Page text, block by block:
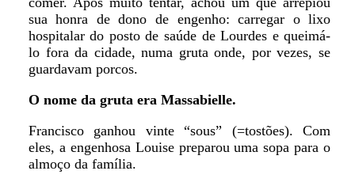
sua honra de dono de engenho: carregar o lixo
hospitalar do posto de saúde de Lourdes e queimá-
lo fora da cidade, numa gruta onde, por vezes, se
guardavam porcos.
O nome da gruta era Massabielle.
Francisco ganhou vinte “sous” (=tostões). Com
eles, a engenhosa Louise preparou uma sopa para o
almoço da família.